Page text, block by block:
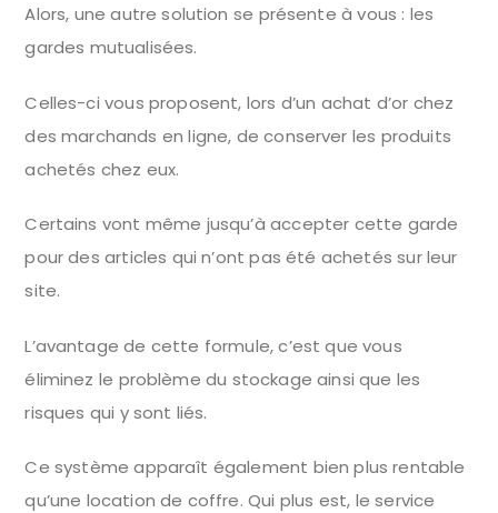
Alors, une autre solution se présente à vous : les
gardes mutualisées.
Celles-ci vous proposent, lors d’un achat d’or chez
des marchands en ligne, de conserver les produits
achetés chez eux.
Certains vont même jusqu’à accepter cette garde
pour des articles qui n’ont pas été achetés sur leur
site.
L’avantage de cette formule, c’est que vous
éliminez le problème du stockage ainsi que les
risques qui y sont liés.
Ce système apparaît également bien plus rentable
qu’une location de coffre. Qui plus est, le service